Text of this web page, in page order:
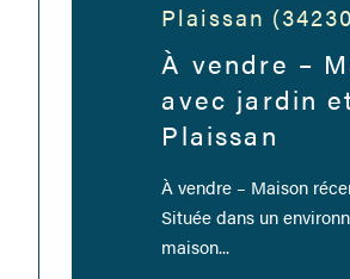
Plaissan
À vendre –
avec jardin
Plaissan
À vendre – Maison
Située dans un
maison...